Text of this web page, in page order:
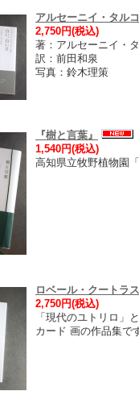
アルセーニイ・タル
2,750円(税込)
著：アルセーニイ・
訳：前田和泉
写真：鈴木理策
『樹と言葉』
1,540円(税込)
高知県立牧野植物園
ロベール・クートラ
2,750円(税込)
「現代のユトリロ」
カード 画の作品集で